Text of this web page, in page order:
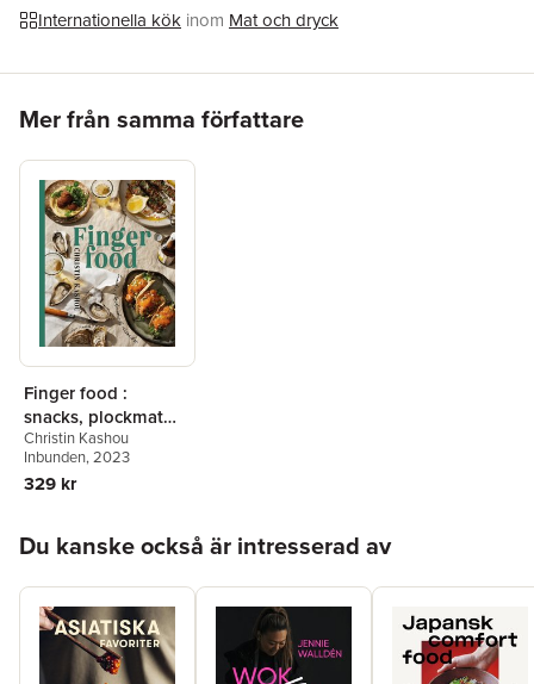
Internationella kök inom Mat och dryck
Mer från samma författare
Finger food :
snacks, plockmat
och desserter
Christin Kashou
Inbunden, 2023
329 kr
Du kanske också är intresserad av